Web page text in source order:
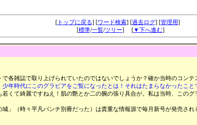
[トップに戻る] [ワード検索] [過去ログ] [管理用]
[標準/一覧/ツリー] [▼下へ進む]
各雑誌で取り上げられていたのではないでしょうか？確か当時のコン
年時代にこのグラビアをご覧になったとは！それはたまらなかったこと
くて綺麗ですねえ！肌の艶とか二の腕の張り具合が。私は当時、この
」（時々平凡パンチ別冊だった）は貴重な情報源で毎月新号が発売さ